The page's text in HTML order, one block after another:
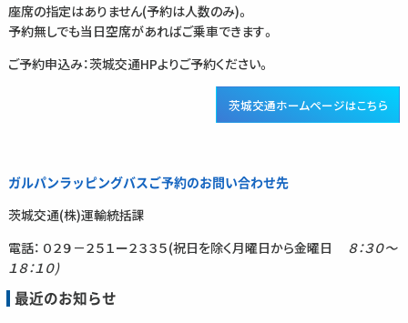
座席の指定はありません(予約は人数のみ)。
予約無しでも当日空席があればご乗車できます。
ご予約申込み：茨城交通HPよりご予約ください。
茨城交通ホームページはこちら
ガルパンラッピングバスご予約のお問い合わせ先
茨城交通(株)運輸統括課
電話： ０２９－２５１ー２３３５(祝日を除く月曜日から金曜日 ８：３０～
１８：１０)
最近のお知らせ